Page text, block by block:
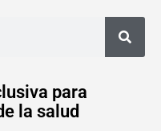
para
la salud